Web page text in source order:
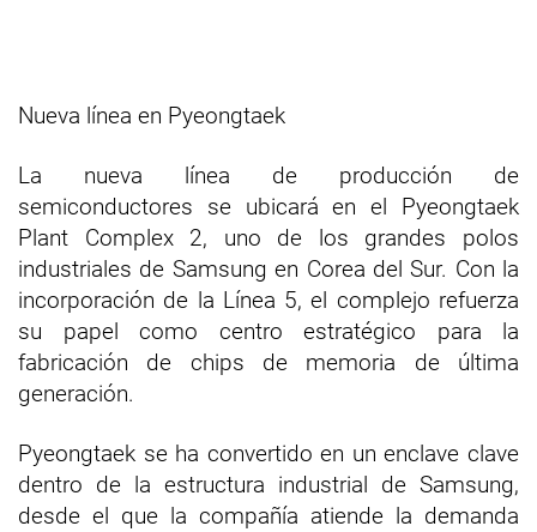
Nueva línea en Pyeongtaek
La nueva línea de producción de
semiconductores se ubicará en el Pyeongtaek
Plant Complex 2, uno de los grandes polos
industriales de Samsung en Corea del Sur. Con la
incorporación de la Línea 5, el complejo refuerza
su papel como centro estratégico para la
fabricación de chips de memoria de última
generación.
Pyeongtaek se ha convertido en un enclave clave
dentro de la estructura industrial de Samsung,
desde el que la compañía atiende la demanda